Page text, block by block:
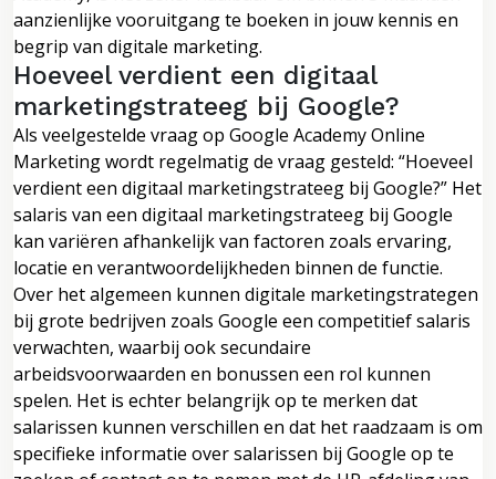
aanzienlijke vooruitgang te boeken in jouw kennis en
begrip van digitale marketing.
Hoeveel verdient een digitaal
marketingstrateeg bij Google?
Als veelgestelde vraag op Google Academy Online
Marketing wordt regelmatig de vraag gesteld: “Hoeveel
verdient een digitaal marketingstrateeg bij Google?” Het
salaris van een digitaal marketingstrateeg bij Google
kan variëren afhankelijk van factoren zoals ervaring,
locatie en verantwoordelijkheden binnen de functie.
Over het algemeen kunnen digitale marketingstrategen
bij grote bedrijven zoals Google een competitief salaris
verwachten, waarbij ook secundaire
arbeidsvoorwaarden en bonussen een rol kunnen
spelen. Het is echter belangrijk op te merken dat
salarissen kunnen verschillen en dat het raadzaam is om
specifieke informatie over salarissen bij Google op te